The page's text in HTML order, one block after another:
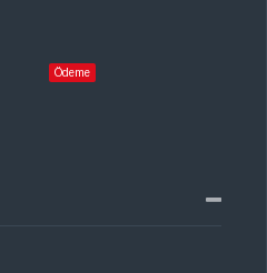
Ödeme